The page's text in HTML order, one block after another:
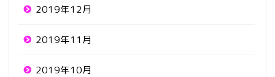
2019年12月
2019年11月
2019年10月